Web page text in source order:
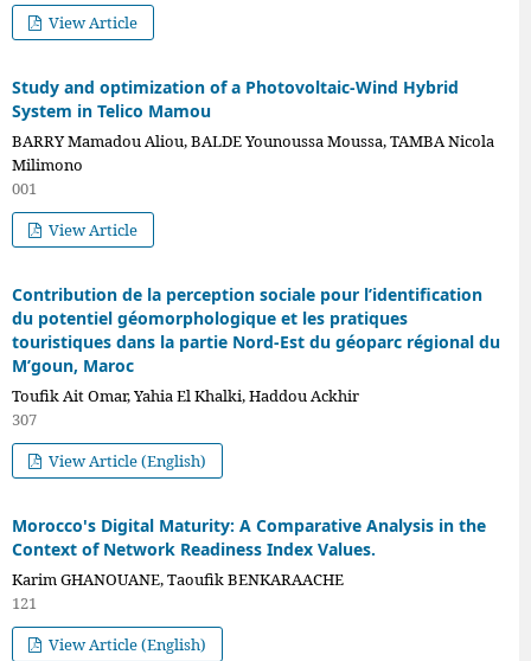
View Article
Study and optimization of a Photovoltaic-Wind Hybrid
System in Telico Mamou
BARRY Mamadou Aliou, BALDE Younoussa Moussa, TAMBA Nicola
Milimono
001
View Article
Contribution de la perception sociale pour l’identification
du potentiel géomorphologique et les pratiques
touristiques dans la partie Nord-Est du géoparc régional du
M’goun, Maroc
Toufik Ait Omar, Yahia El Khalki, Haddou Ackhir
307
View Article (English)
Morocco's Digital Maturity: A Comparative Analysis in the
Context of Network Readiness Index Values.
Karim GHANOUANE, Taoufik BENKARAACHE
121
View Article (English)